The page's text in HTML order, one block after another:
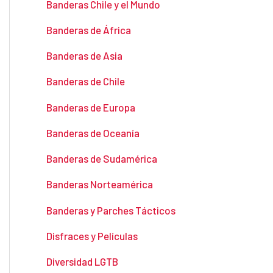
Banderas Chile y el Mundo
Banderas de África
Banderas de Asia
Banderas de Chile
Banderas de Europa
Banderas de Oceanía
Banderas de Sudamérica
Banderas Norteamérica
Banderas y Parches Tácticos
Disfraces y Películas
Diversidad LGTB